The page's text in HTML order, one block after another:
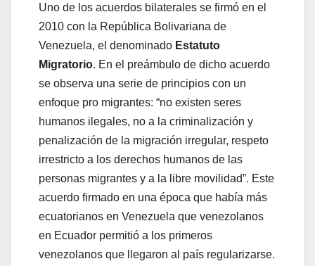
Uno de los acuerdos bilaterales se firmó en el
2010 con la República Bolivariana de
Venezuela, el denominado Estatuto
Migratorio. En el preámbulo de dicho acuerdo
se observa una serie de principios con un
enfoque pro migrantes: “no existen seres
humanos ilegales, no a la criminalización y
penalización de la migración irregular, respeto
irrestricto a los derechos humanos de las
personas migrantes y a la libre movilidad”. Este
acuerdo firmado en una época que había más
ecuatorianos en Venezuela que venezolanos
en Ecuador permitió a los primeros
venezolanos que llegaron al país regularizarse.